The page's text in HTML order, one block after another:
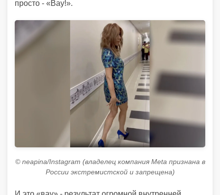
просто - «Вау!».
© neapina/Instagram (владелец компания Meta признана в
России экстремистской и запрещена)